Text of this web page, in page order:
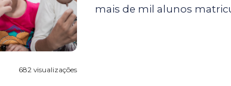
682 visualizações
mais de mil alunos